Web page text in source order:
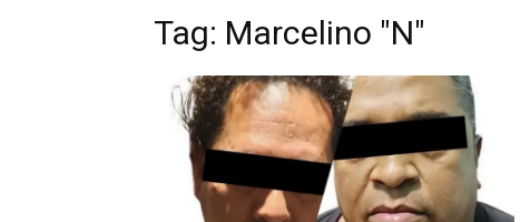
Tag: Marcelino "N"